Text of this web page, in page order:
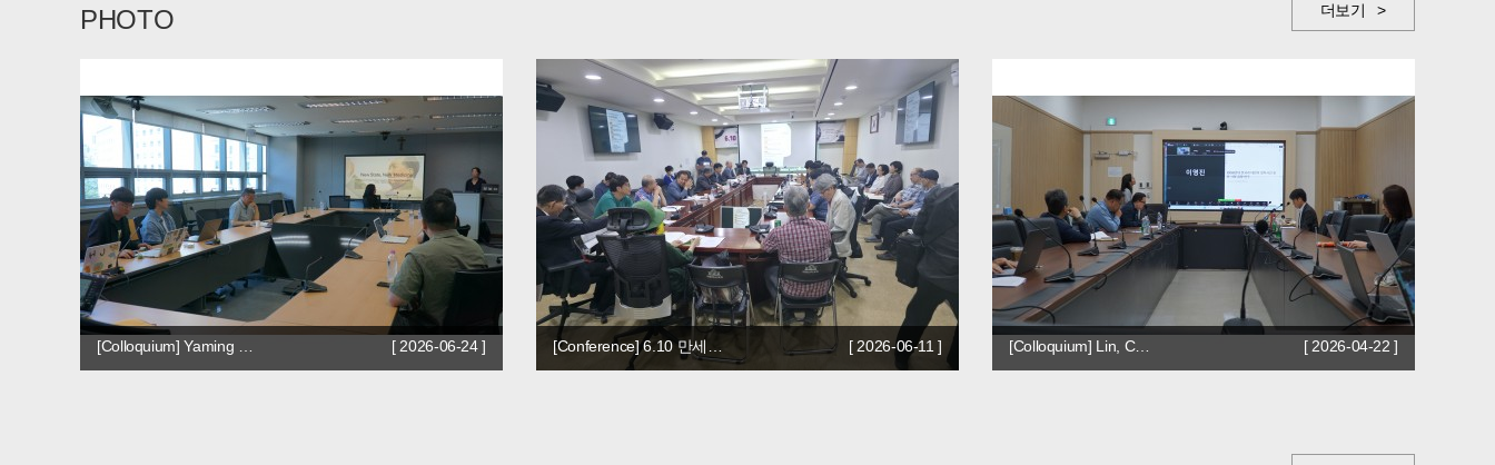
PHOTO 더보기 >
[Colloquium] Yaming … [ 2026-06-24 ] [Conference] 6.10 만세… [ 2026-06-11 ] [Colloquium] Lin, C… [ 2026-04-22 ]